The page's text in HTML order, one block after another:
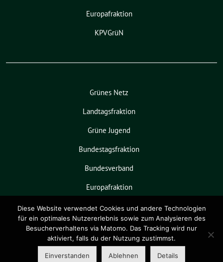
Europafraktion
KPVGrüN
Grünes Netz
Landtagsfraktion
Grüne Jugend
Bundestagsfraktion
Bundesverband
Europafraktion
KPVGrüN
Grüne Niedersachsen benutzt das
freie grüne Themesunflower ‐ ein
Diese Website verwendet Cookies und andere Technologien
für ein optimales Nutzererlebnis sowie zum Analysieren des
Besucherverhaltens via Matomo. Das Tracking wird nur
aktiviert, falls du der Nutzung zustimmst.
Einverstanden Ablehnen Details